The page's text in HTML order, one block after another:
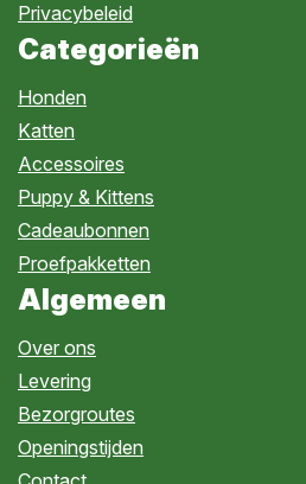
Privacybeleid
Categorieën
Honden
Katten
Accessoires
Puppy & Kittens
Cadeaubonnen
Proefpakketten
Algemeen
Over ons
Levering
Bezorgroutes
Openingstijden